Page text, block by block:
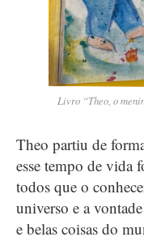
Livro “Theo, o
Theo partiu de
esse tempo de vida
todos que o
universo e a
e belas coisas do